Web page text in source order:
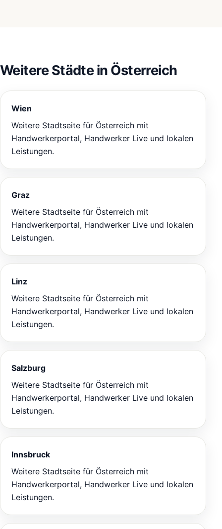
Weitere Städte in Österreich
Wien
Weitere Stadtseite für Österreich mit
Handwerkerportal, Handwerker Live und lokalen
Leistungen.
Graz
Weitere Stadtseite für Österreich mit
Handwerkerportal, Handwerker Live und lokalen
Leistungen.
Linz
Weitere Stadtseite für Österreich mit
Handwerkerportal, Handwerker Live und lokalen
Leistungen.
Salzburg
Weitere Stadtseite für Österreich mit
Handwerkerportal, Handwerker Live und lokalen
Leistungen.
Innsbruck
Weitere Stadtseite für Österreich mit
Handwerkerportal, Handwerker Live und lokalen
Leistungen.